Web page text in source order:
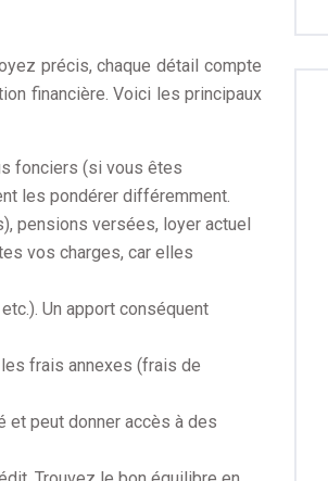
précis, chaque détail compte
financière. Voici les principaux
fonciers (si vous êtes
les pondérer différemment.
pensions versées, loyer actuel
vos charges, car elles
Un apport conséquent
frais annexes (frais de
et peut donner accès à des